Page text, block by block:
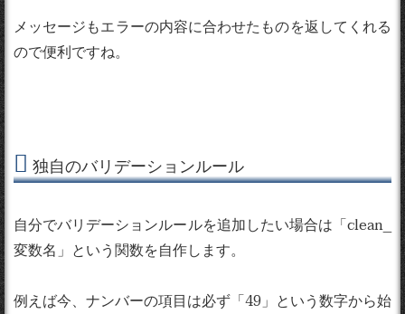
メッセージもエラーの内容に合わせたものを返してくれる
ので便利ですね。
独自のバリデーションルール
自分でバリデーションルールを追加したい場合は「clean_
変数名」という関数を自作します。
例えば今、ナンバーの項目は必ず「49」という数字から始